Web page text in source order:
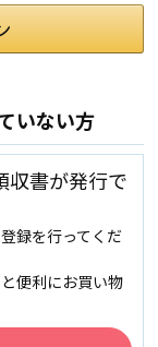
いない方
書が発行で
録を行ってくだ
便利にお買い物